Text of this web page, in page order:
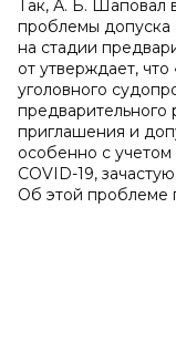
Так, А. Б. Шаповал
проблемы допуска
на стадии
от утверждает,
уголовного
предварительного
приглашения и
особенно с
COVID-19,
Об этой проблеме